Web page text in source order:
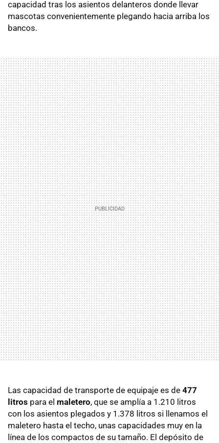
capacidad tras los asientos delanteros donde llevar
mascotas convenientemente plegando hacia arriba los
bancos.
Las capacidad de transporte de equipaje es de 477
litros para el maletero, que se amplía a 1.210 litros
con los asientos plegados y 1.378 litros si llenamos el
maletero hasta el techo, unas capacidades muy en la
línea de los compactos de su tamaño. El depósito de